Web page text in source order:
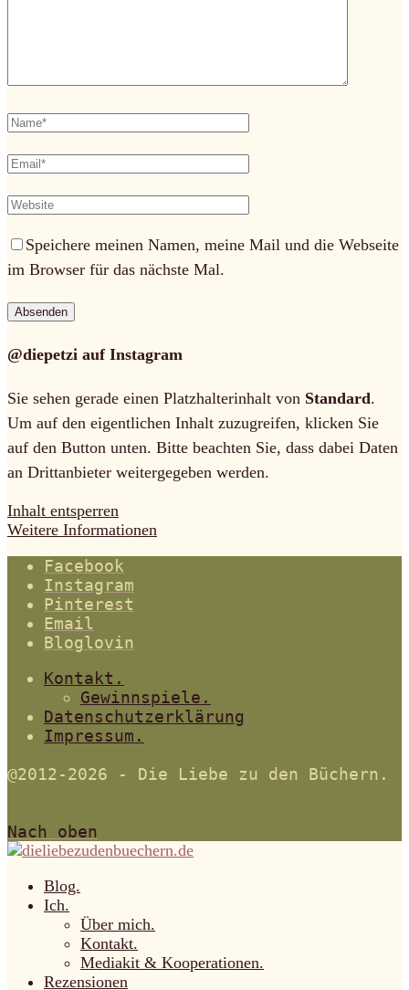
Speichere meinen Namen, meine Mail und die Webseite
im Browser für das nächste Mal.
@diepetzi auf Instagram
Sie sehen gerade einen Platzhalterinhalt von Standard.
Um auf den eigentlichen Inhalt zuzugreifen, klicken Sie
auf den Button unten. Bitte beachten Sie, dass dabei Daten
an Drittanbieter weitergegeben werden.
Inhalt entsperren
Weitere Informationen
Facebook
Instagram
Pinterest
Email
Bloglovin
Kontakt.
Gewinnspiele.
Datenschutzerklärung
Impressum.
@2012-2026 - Die Liebe zu den Büchern.
Nach oben
Blog.
Ich.
Über mich.
Kontakt.
Mediakit & Kooperationen.
Rezensionen